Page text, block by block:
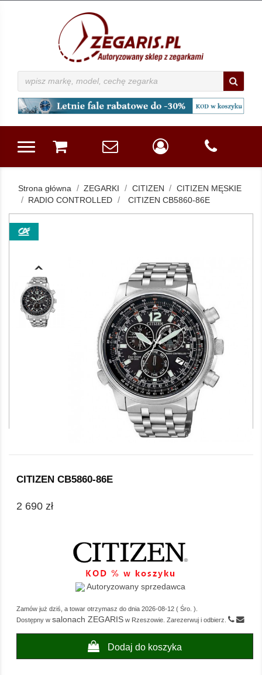
Strona główna ZEGARKI CITIZEN
CITIZEN MĘSKIE
RADIO CONTROLLED
CITIZEN CB5860-86E
CITIZEN CB5860-86E
2 690 zł
Autoryzowany sprzedawca
Zamów już dziś, a towar otrzymasz do dnia 2026-08-12 (Śro. ).
Dostępny w salonach ZEGARISw Rzeszowie. Zarezerwuj i odbierz.
Dodaj do koszyka